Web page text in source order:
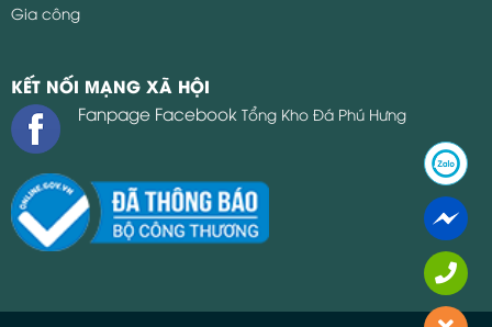
Gia công
KẾT NỐI MẠNG XÃ HỘI
Fanpage Facebook Tổng Kho Đá Phú Hưng